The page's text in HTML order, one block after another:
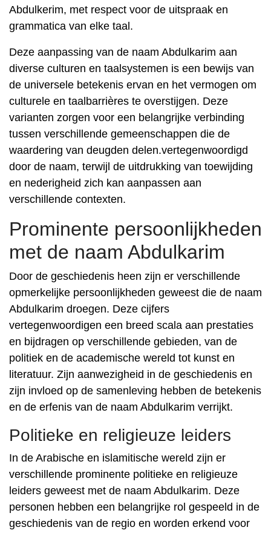
Abdulkerim, met respect voor de uitspraak en
grammatica van elke taal.
Deze aanpassing van de naam Abdulkarim aan
diverse culturen en taalsystemen is een bewijs van
de universele betekenis ervan en het vermogen om
culturele en taalbarrières te overstijgen. Deze
varianten zorgen voor een belangrijke verbinding
tussen verschillende gemeenschappen die de
waardering van deugden delen.vertegenwoordigd
door de naam, terwijl de uitdrukking van toewijding
en nederigheid zich kan aanpassen aan
verschillende contexten.
Prominente persoonlijkheden
met de naam Abdulkarim
Door de geschiedenis heen zijn er verschillende
opmerkelijke persoonlijkheden geweest die de naam
Abdulkarim droegen. Deze cijfers
vertegenwoordigen een breed scala aan prestaties
en bijdragen op verschillende gebieden, van de
politiek en de academische wereld tot kunst en
literatuur. Zijn aanwezigheid in de geschiedenis en
zijn invloed op de samenleving hebben de betekenis
en de erfenis van de naam Abdulkarim verrijkt.
Politieke en religieuze leiders
In de Arabische en islamitische wereld zijn er
verschillende prominente politieke en religieuze
leiders geweest met de naam Abdulkarim. Deze
personen hebben een belangrijke rol gespeeld in de
geschiedenis van de regio en worden erkend voor